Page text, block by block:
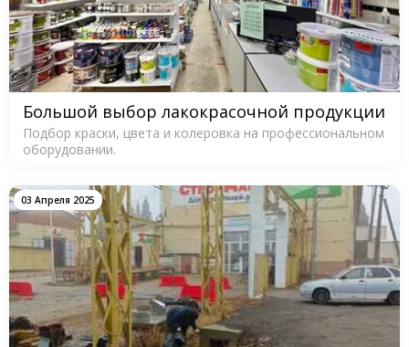
Большой выбор лакокрасочной продукции
Подбор краски, цвета и колеровка на профессиональном
оборудовании.
03 Апреля 2025